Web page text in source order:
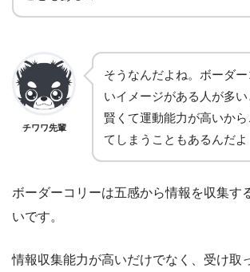
チワワ先輩
そうなんだよね。ボーダ
いイメージがある人が多い
賢くて運動能力が高いか
てしまうこともあるんだよ
ボーダーコリーは五感から情報を収集す
いです。
情報収集能力が高いだけでなく、受け取